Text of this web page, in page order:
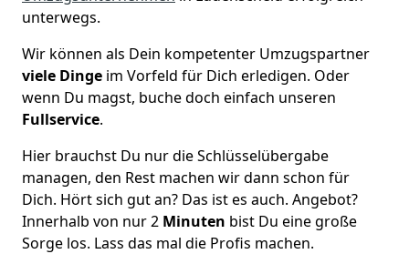
unterwegs.
Wir können als Dein kompetenter Umzugspartner
viele Dinge im Vorfeld für Dich erledigen. Oder
wenn Du magst, buche doch einfach unseren
Fullservice.
Hier brauchst Du nur die Schlüsselübergabe
managen, den Rest machen wir dann schon für
Dich. Hört sich gut an? Das ist es auch. Angebot?
Innerhalb von nur 2 Minuten bist Du eine große
Sorge los. Lass das mal die Profis machen.